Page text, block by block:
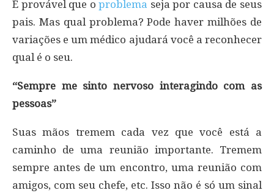
É provável que oproblema seja por causa de seus
pais. Mas qual problema? Pode haver milhões de
variações e um médico ajudará você a reconhecer
qual é o seu.
“Sempre me sinto nervoso interagindo com as
pessoas”
Suas mãos tremem cada vez que você está a
caminho de uma reunião importante. Tremem
sempre antes de um encontro, uma reunião com
amigos, com seu chefe, etc. Isso não é só um sinal